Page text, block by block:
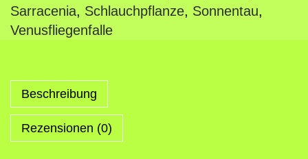
r
s
s
e
n
Sarracenia, Schlauchpflanze, Sonnentau,
Venusfliegenfalle
Beschreibung
Rezensionen (0)